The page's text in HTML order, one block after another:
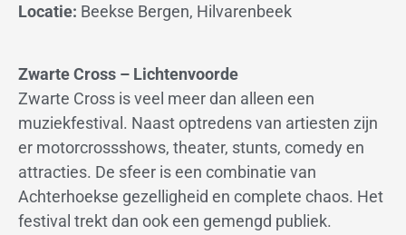
Locatie: Beekse Bergen, Hilvarenbeek
Zwarte Cross – Lichtenvoorde
Zwarte Cross is veel meer dan alleen een
muziekfestival. Naast optredens van artiesten zijn
er motorcrossshows, theater, stunts, comedy en
attracties. De sfeer is een combinatie van
Achterhoekse gezelligheid en complete chaos. Het
festival trekt dan ook een gemengd publiek.